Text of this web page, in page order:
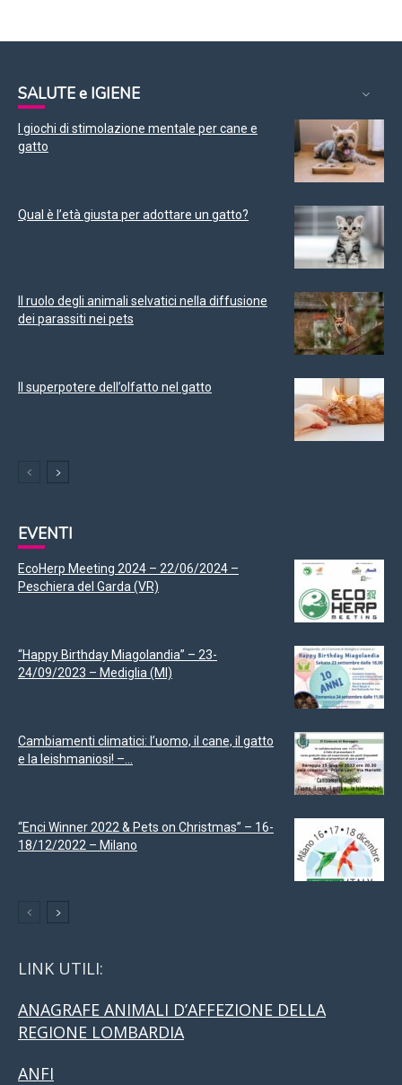
SALUTE e IGIENE
I giochi di stimolazione mentale per cane e
gatto
Qual è l’età giusta per adottare un gatto?
Il ruolo degli animali selvatici nella diffusione
dei parassiti nei pets
Il superpotere dell’olfatto nel gatto
EVENTI
EcoHerp Meeting 2024 – 22/06/2024 –
Peschiera del Garda (VR)
“Happy Birthday Miagolandia” – 23-
24/09/2023 – Mediglia (MI)
Cambiamenti climatici: l’uomo, il cane, il gatto
e la leishmaniosi! –...
“Enci Winner 2022 & Pets on Christmas” – 16-
18/12/2022 – Milano
LINK UTILI:
ANAGRAFE ANIMALI D’AFFEZIONE DELLA
REGIONE LOMBARDIA
ANFI